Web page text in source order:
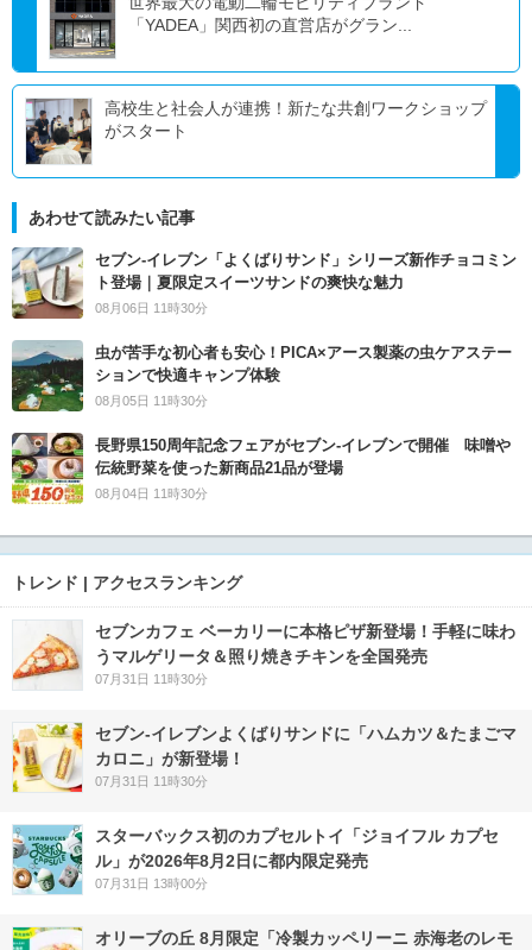
「YADEA」関西初の直営店がグラン...
高校生と社会人が連携！新たな共創ワークショップ
がスタート
あわせて読みたい記事
セブン‐イレブン「よくばりサンド」シリーズ新作チョコミン
ト登場｜夏限定スイーツサンドの爽快な魅力
08月06日 11時30分
虫が苦手な初心者も安心！PICA×アース製薬の虫ケアステー
ションで快適キャンプ体験
08月05日 11時30分
長野県150周年記念フェアがセブン-イレブンで開催 味噌や
伝統野菜を使った新商品21品が登場
08月04日 11時30分
トレンド | アクセスランキング
セブンカフェ ベーカリーに本格ピザ新登場！手軽に味わ
うマルゲリータ＆照り焼きチキンを全国発売
07月31日 11時30分
セブン‐イレブンよくばりサンドに「ハムカツ＆たまごマ
カロニ」が新登場！
07月31日 11時30分
スターバックス初のカプセルトイ「ジョイフル カプセ
ル」が2026年8月2日に都内限定発売
07月31日 13時00分
オリーブの丘 8月限定「冷製カッペリーニ 赤海老のレモ